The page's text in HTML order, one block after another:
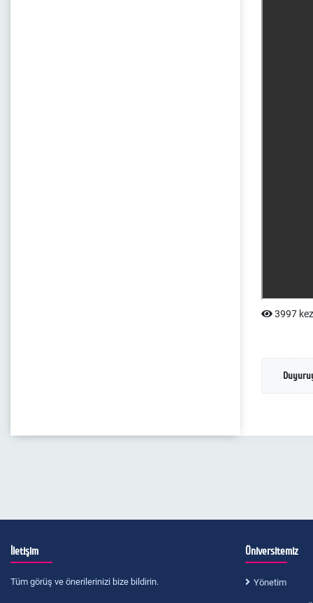
3997
İletişim
Tüm görüş ve önerilerinizi bize bildirin.
Üniversitemiz
Yönetim